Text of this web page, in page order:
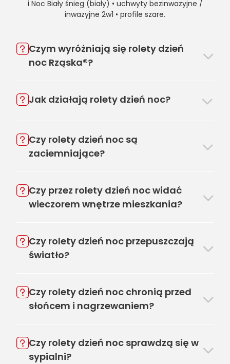
i Noc Biały śnieg (biały) • uchwyty bezinwazyjne /
inwazyjne 2w1 • profile szare.
Czym wyróżniają się rolety dzień
noc Rząska®?
Jak działają rolety dzień noc?
Czy rolety dzień noc są
zaciemniające?
Czy przez rolety dzień noc widać
wieczorem wnętrze mieszkania?
Czy rolety dzień noc przepuszczają
światło?
Czy rolety dzień noc chronią przed
słońcem i nagrzewaniem?
Czy rolety dzień noc sprawdzą się w
sypialni?